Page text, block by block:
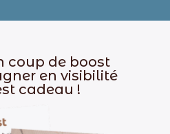
coup de boost
en visibilité
cadeau !